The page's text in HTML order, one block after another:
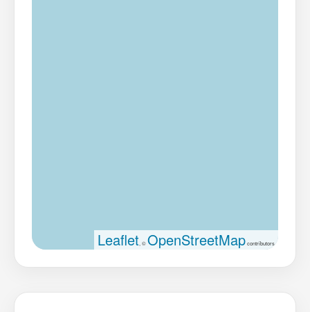
Leaflet , ©OpenStreetMapcontributors